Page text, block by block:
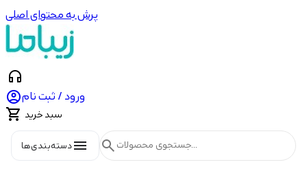
پرش به محتوای اصلی
headphones
ورود / ثبت نام
 سبد خرید
menuدسته‌بندی‌ها search